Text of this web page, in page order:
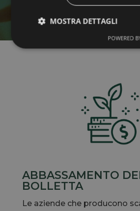
ABBASSAMENTO
BOLLETTA
Le aziende che producono
MOSTRA DETTAGLI
POWERED